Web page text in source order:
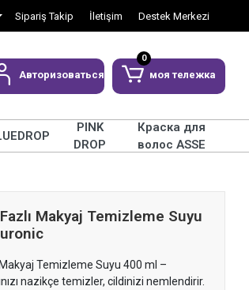
Sipariş Takip İletişim Destek Merkezi
Авторизоваться
0
моя тележка
PINK
DROP
Краска для
волос ASSE
Makyaj Temizleme Suyu
Temizleme Suyu 400 ml –
nazikçe temizler, cildinizi nemlendirir.